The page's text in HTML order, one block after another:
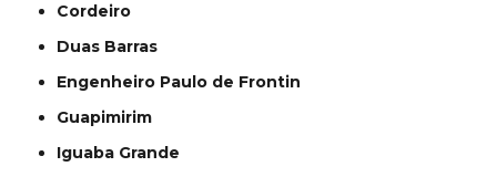
Cordeiro
Duas Barras
Engenheiro Paulo de Frontin
Guapimirim
Iguaba Grande